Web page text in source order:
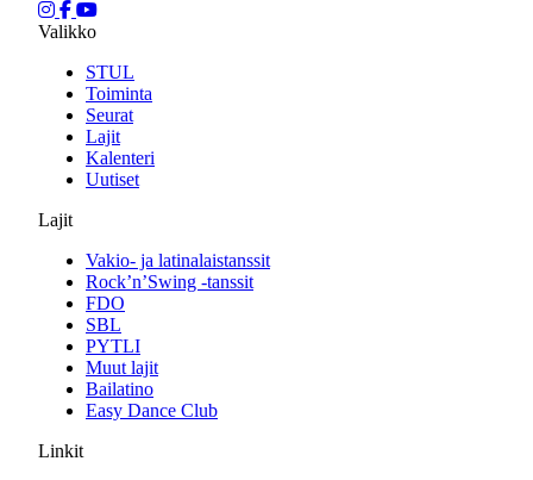
Valikko
STUL
Toiminta
Seurat
Lajit
Kalenteri
Uutiset
Lajit
Vakio- ja latinalaistanssit
Rock’n’Swing -tanssit
FDO
SBL
PYTLI
Muut lajit
Bailatino
Easy Dance Club
Linkit